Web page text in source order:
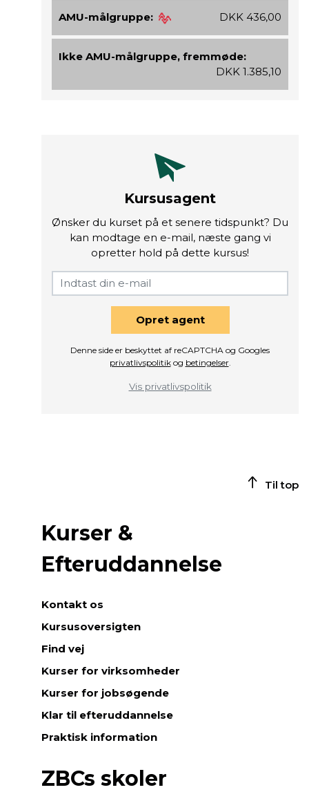
AMU-målgruppe: DKK 436,00
Ikke AMU-målgruppe, fremmøde:
DKK 1.385,10
Kursusagent
Ønsker du kurset på et senere tidspunkt? Du
kan modtage en e-mail, næste gang vi
opretter hold på dette kursus!
Opret agent
Denne side er beskyttet af reCAPTCHA og Googles
privatlivspolitikog betingelser.
Vis privatlivspolitik
Til top
Kurser &
Efteruddannelse
Kontakt os
Kursusoversigten
Find vej
Kurser for virksomheder
Kurser for jobsøgende
Klar til efteruddannelse
Praktisk information
ZBCs skoler